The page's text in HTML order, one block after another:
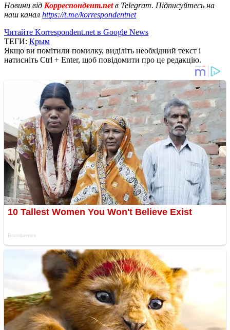
Новини від Корреспондент.netв Telegram. Підписуйтесь на
наш канал https://t.me/korrespondentnet
Читайте Korrespondent.net в Google News
ТЕГИ: Крым
Якщо ви помітили помилку, виділіть необхідний текст і
натисніть Ctrl + Enter, щоб повідомити про це редакцію.